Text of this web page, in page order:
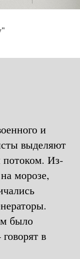
и
выделяют
Из-
морозе,
было
в